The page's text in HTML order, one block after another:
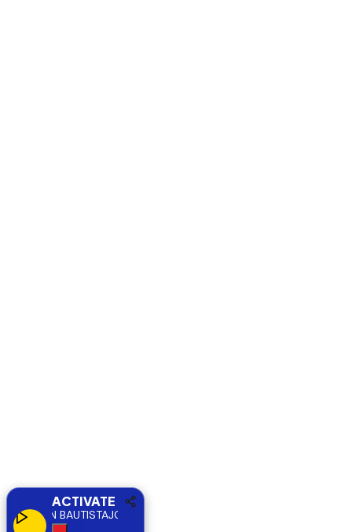
ACTIVATE
JOHAN BAUTISTAJOHAN BAUTISTA